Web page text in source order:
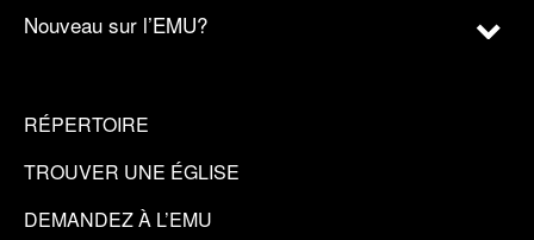
Nouveau sur l’EMU?
RÉPERTOIRE
TROUVER UNE ÉGLISE
DEMANDEZ À L’EMU